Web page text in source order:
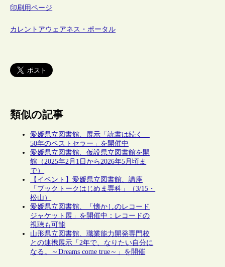
印刷用ページ
カレントアウェアネス・ポータル
類似の記事
愛媛県立図書館、展示「読書は続く
50年のベストセラー」を開催中
愛媛県立図書館、仮設県立図書館を開
館（2025年2月1日から2026年5月頃ま
で）
【イベント】愛媛県立図書館、講座
「ブックトークはじめま専科」（3/15・
松山）
愛媛県立図書館、「懐かしのレコード
ジャケット展」を開催中：レコードの
視聴も可能
山形県立図書館、職業能力開発専門校
との連携展示「2年で、なりたい自分に
なる。～Dreams come true～」を開催